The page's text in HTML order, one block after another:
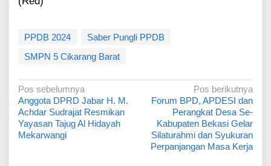
PPDB 2024
Saber Pungli PPDB
SMPN 5 Cikarang Barat
N
a
v
i
Pos sebelumnya
Anggota DPRD Jabar H. M.
Achdar Sudrajat Resmikan
Yayasan Tajug Al Hidayah
Mekarwangi
Pos berikutnya
Forum BPD, APDESI dan
Perangkat Desa Se-
Kabupaten Bekasi Gelar
Silaturahmi dan Syukuran
Perpanjangan Masa Kerja